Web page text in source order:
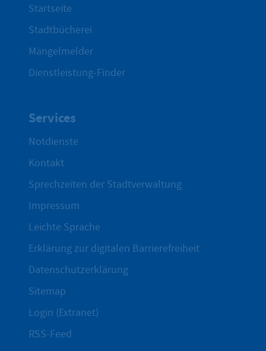
Startseite
Stadtbücherei
Mängelmelder
Dienstleistung-Finder
Services
Notdienste
Kontakt
Sprechzeiten der Stadtverwaltung
Impressum
Leichte Sprache
Erklärung zur digitalen Barrierefreiheit
Datenschutzerklärung
Sitemap
Login (Extranet)
RSS-Feed